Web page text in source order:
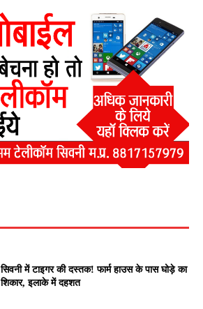
सिवनी में टाइगर की दस्तक! फार्म हाउस के पास घोड़े का
शिकार, इलाके में दहशत